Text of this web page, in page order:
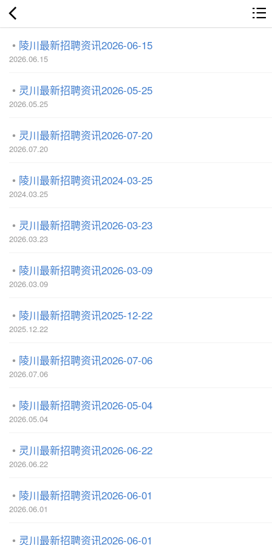
陵川最新招聘资讯2026-06-15
2026.06.15
灵川最新招聘资讯2026-05-25
2026.05.25
灵川最新招聘资讯2026-07-20
2026.07.20
陵川最新招聘资讯2024-03-25
2024.03.25
灵川最新招聘资讯2026-03-23
2026.03.23
陵川最新招聘资讯2026-03-09
2026.03.09
陵川最新招聘资讯2025-12-22
2025.12.22
陵川最新招聘资讯2026-07-06
2026.07.06
陵川最新招聘资讯2026-05-04
2026.05.04
灵川最新招聘资讯2026-06-22
2026.06.22
陵川最新招聘资讯2026-06-01
2026.06.01
灵川最新招聘资讯2026-06-01